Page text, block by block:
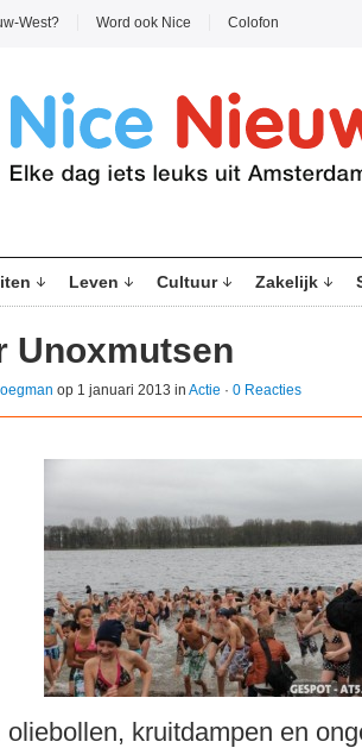
West? Word ook Nice Colofon
Leven Cultuur Zakelijk
Unoxmutsen
op 1 januari 2013 in Actie · 0 Reacties
oliebollen, kruitdampen en